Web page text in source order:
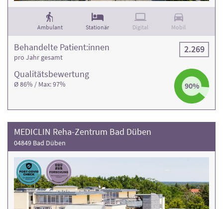
Ambulant Stationär Digital Mobil
Qualitäts­bewertung
Ø 86% / Max: 97% 90%
Behandelte Patient:innen
pro Jahr gesamt
2.269
MEDICLIN Reha-Zentrum Bad Düben
04849 Bad Düben